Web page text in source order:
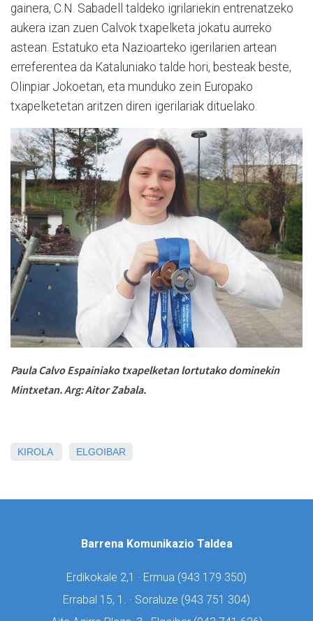
gainera, C.N. Sabadell taldeko igrilariekin entrenatzeko
aukera izan zuen Calvok txapelketa jokatu aurreko
astean. Estatuko eta Nazioarteko igerilarien artean
erreferentea da Kataluniako talde hori, besteak beste,
Olinpiar Jokoetan, eta munduko zein Europako
txapelketetan aritzen diren igerilariak dituelako.
Paula Calvo Espainiako txapelketan lortutako dominekin
Mintxetan. Arg: Aitor Zabala.
KIROLA ELGOIBAR
Barrena Komunikazio Taldea
Erdikokale 2,1 · Ermua (943 179 350)
Errabal 15, 1. · Soraluze (943 751 304)